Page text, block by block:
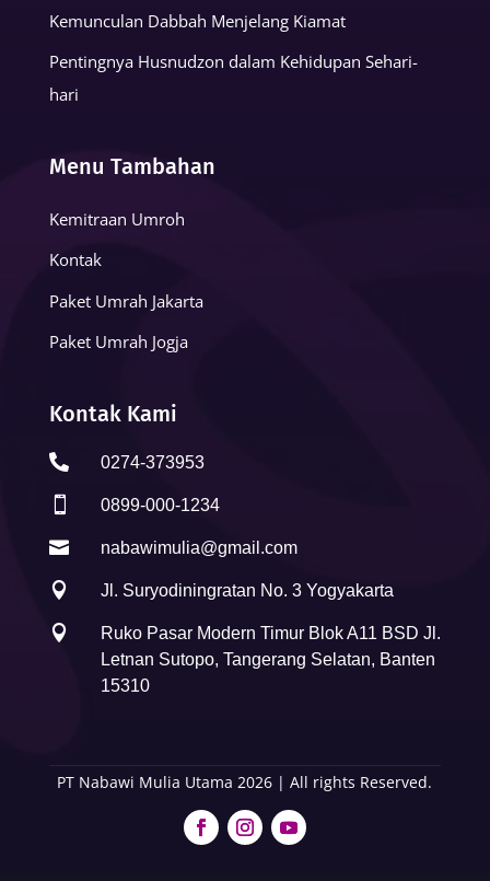
Kemunculan Dabbah Menjelang Kiamat
Pentingnya Husnudzon dalam Kehidupan Sehari-
hari
Menu Tambahan
Kemitraan Umroh
Kontak
Paket Umrah Jakarta
Paket Umrah Jogja
Kontak Kami
 0274-373953
 0899-000-1234
 nabawimulia@gmail.com
 Jl. Suryodiningratan No. 3 Yogyakarta

Ruko Pasar Modern Timur Blok A11 BSD Jl.
Letnan Sutopo, Tangerang Selatan, Banten
15310
PT Nabawi Mulia Utama 2026 | All rights Reserved.